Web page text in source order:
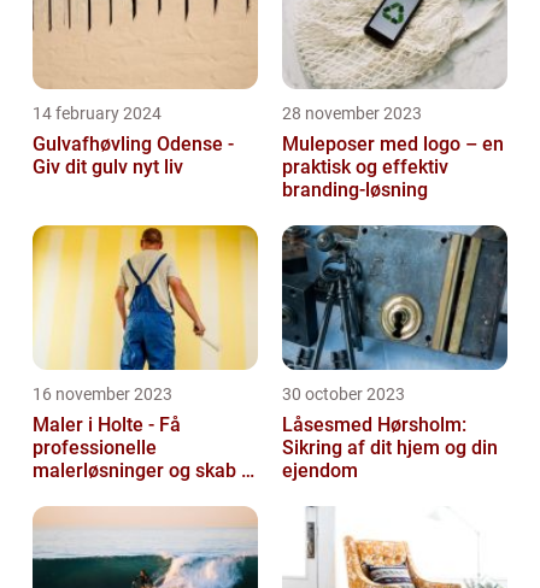
14 february 2024
Gulvafhøvling Odense -
Giv dit gulv nyt liv
28 november 2023
Muleposer med logo – en
praktisk og effektiv
branding-løsning
16 november 2023
Maler i Holte - Få
professionelle
malerløsninger og skab et
30 october 2023
Låsesmed Hørsholm:
Sikring af dit hjem og din
ejendom